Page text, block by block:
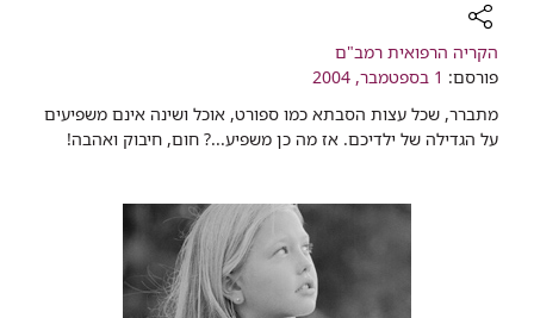
תפריטרכיב
שיתוף
הקריה הרפואית רמב"ם
פורסם: 1 בספטמבר, 2004
מתברר, שכל עצות הסבתא כמו ספורט, אוכל ושינה אינם משפיעים
על הגדילה של ילדיכם. אז מה כן משפיע...? חום, חיבוק ואהבה!